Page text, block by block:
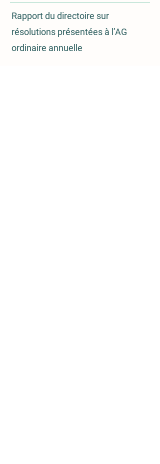
Rapport du directoire sur
résolutions présentées à l’AG
ordinaire annuelle